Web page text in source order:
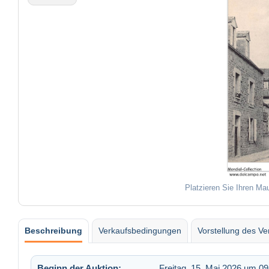
Platzieren Sie Ihren
Beschreibung Verkaufsbedingungen Vorstellung des